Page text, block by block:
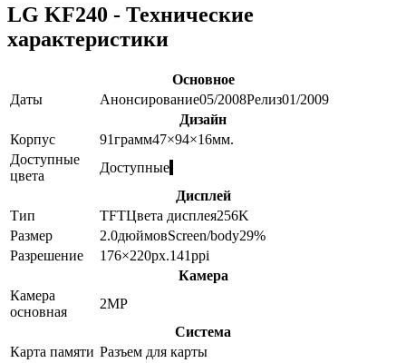
LG KF240 - Технические
характеристики
Основное
Даты
Анонсирование05/2008Релиз01/2009
Дизайн
Корпус
91грамм47×94×16мм.
Доступные
цвета
Доступные
Дисплей
Тип
TFTЦвета дисплея256K
Размер
2.0дюймовScreen/body29%
Разрешение
176×220px.141ppi
Камера
Камера
основная
2MP
Система
Карта памяти Разъем для карты